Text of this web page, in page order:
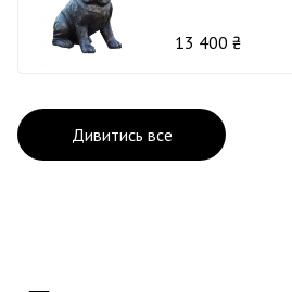
13 400 ₴
Дивитись все